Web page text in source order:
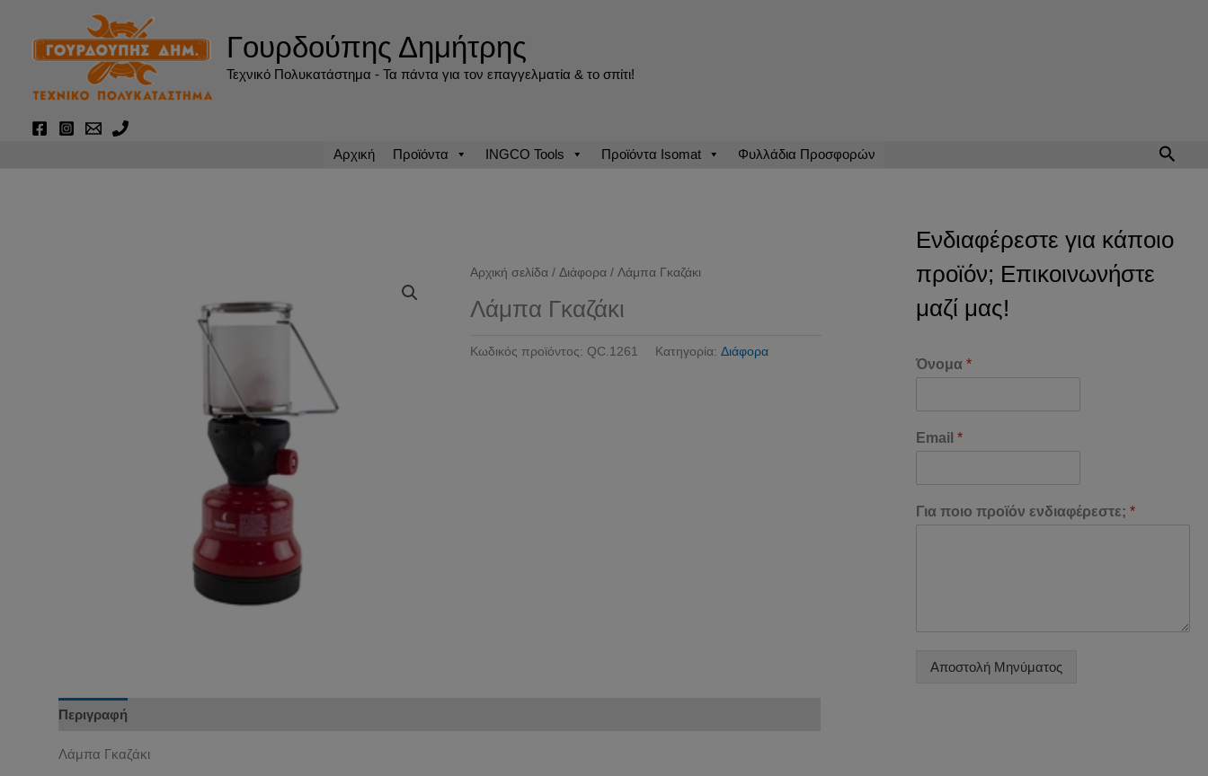
περιεχόμενο
Γουρδούπης Δημήτρης
Τεχνικό Πολυκατάστημα - Τα πάντα για τον επαγγελματία & το σπίτι!
Αρχική Προϊόντα INGCO Tools Προϊόντα Isomat Φυλλάδια Προσφορών
Αρχική σελίδα /Διάφορα / Λάμπα Γκαζάκι
Λάμπα Γκαζάκι
Κωδικός προϊόντος: QC.1261 Κατηγορία:Διάφορα
Περιγραφή
Λάμπα Γκαζάκι
Ενδιαφέρεστε για κάποιο
προϊόν; Επικοινωνήστε
μαζί μας!
Όνομα *
Email *
Για ποιο προϊόν ενδιαφέρεστε; *
Αποστολή Μηνύματος